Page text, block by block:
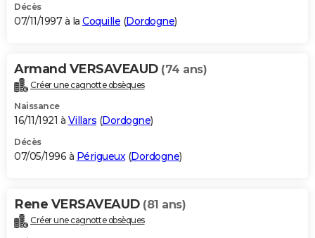
Décès
07/11/1997 à la Coquille (Dordogne)
Armand VERSAVEAUD (74 ans)
Créer une cagnotte obsèques
Naissance
16/11/1921 à Villars (Dordogne)
Décès
07/05/1996 à Périgueux(Dordogne)
Rene VERSAVEAUD (81 ans)
Créer une cagnotte obsèques